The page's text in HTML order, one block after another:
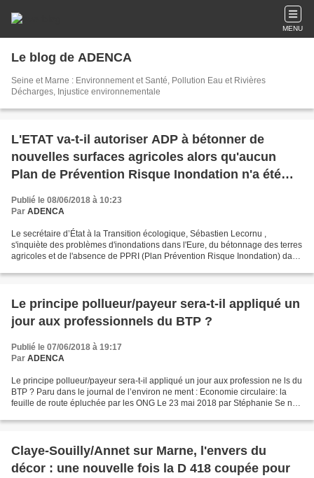
MENU
Le blog de ADENCA
Seine et Marne : Environnement et Santé, Pollution Eau et Rivières
Décharges, Injustice environnementale
L'ETAT va-t-il autoriser ADP à bétonner de
nouvelles surfaces agricoles alors qu'aucun
Plan de Prévention Risque Inondation n'a été
mis en place sur le bassin versant Beuvronne ?
Publié le 08/06/2018 à 10:23
Par ADENCA
Le secrétaire d’État à la Transition écologique, Sébastien Lecornu ,
s'inquiète des problèmes d'inondations dans l'Eure, du bétonnage des terres
agricoles et de l'absence de PPRI (Plan Prévention Risque Inondation) dans
Le principe pollueur/payeur sera-t-il appliqué un
jour aux professionnels du BTP ?
Publié le 07/06/2018 à 19:17
Par ADENCA
Le principe pollueur/payeur sera-t-il appliqué un jour aux profession ne ls du
BTP ? Paru dans le journal de l’environ ne ment : Economie circulaire: la
feuille de route épluchée par les ONG Le 23 mai 2018 par Stéphanie Se ne t
Claye-Souilly/Annet sur Marne, l'envers du
décor : une nouvelle fois la D 418 coupée pour